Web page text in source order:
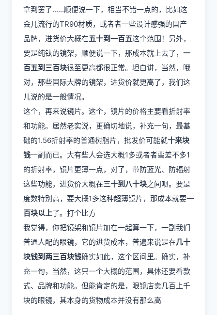
拿到罢了......顺便说一下，相当不错一点的，比如这
会儿流行的TR90材质，或者者一些设计感强的国产
品牌，进货价大概在五十到一百五这个范围！另外，
要是纯钛的镜架，顺便说一下，那成本就上去了， 一
百五到三百块很至更高都很正常。坦白讲，当然，哦
对，那些国际大牌的镜架，进货价就更高了，我们这
儿说的是一般情况。
这个，再来说镜片。这个，镜片的价格主要看折射率
和功能。居然老实说，更确切地说，补充一句，最基
础的1.56折射率的普通树脂片，批发价可能就十来块
钱一副而已。大有些人会选大概1多或者者蛮差不多1
的折射率，镜片更薄一点，对了，带防蓝光、防辐射
这些功能，进货价大概在三十到八十块之间呗。要是
度数特别高，要大概1多这种超薄镜片，那成本就要一
百块以上了。打个比方
我觉得，你把镜架和镜片加在一起算一下，一副我们
普通人配的眼镜，它的进货成本，普遍来说是在几十
块钱到两三百块钱确实如此，这个区间里。确实，补
充一句，当然，这只一个大概的范围，具体还要看款
式、品牌和功能。但能肯定的是，眼镜店卖几百上千
块的眼镜，其本身的货物成本并没有那么高